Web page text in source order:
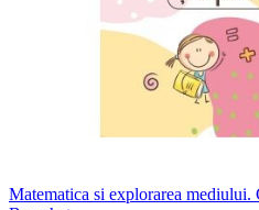
Matematica si explorarea mediului.